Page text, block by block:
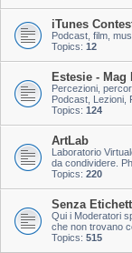
iTunes
Podcast, film,
Topics: 12
Estesie - Mag
Percezioni,
Podcast, Lezioni,
Topics: 124
ArtLab
Laboratorio
da condividere.
Topics: 220
Senza
Qui i Moderatori
che non trovano
Topics: 515